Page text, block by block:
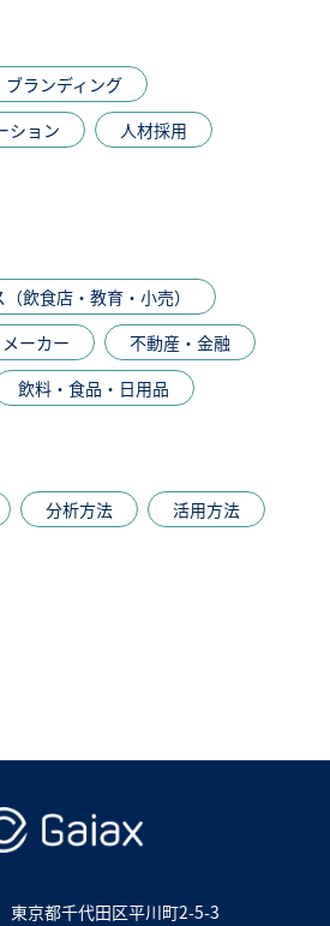
ブランディング
ション
人材採用
飲食店・教育・小売）
メーカー
不動産・金融
飲料・食品・日用品
分析方法
活用方法
東京都千代田区平川町2-5-3